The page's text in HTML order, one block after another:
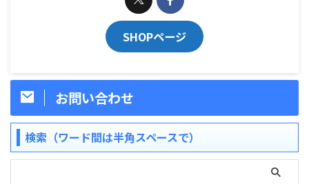
SHOPページ
お問い合わせ
検索（ワード間は半角スペースで）